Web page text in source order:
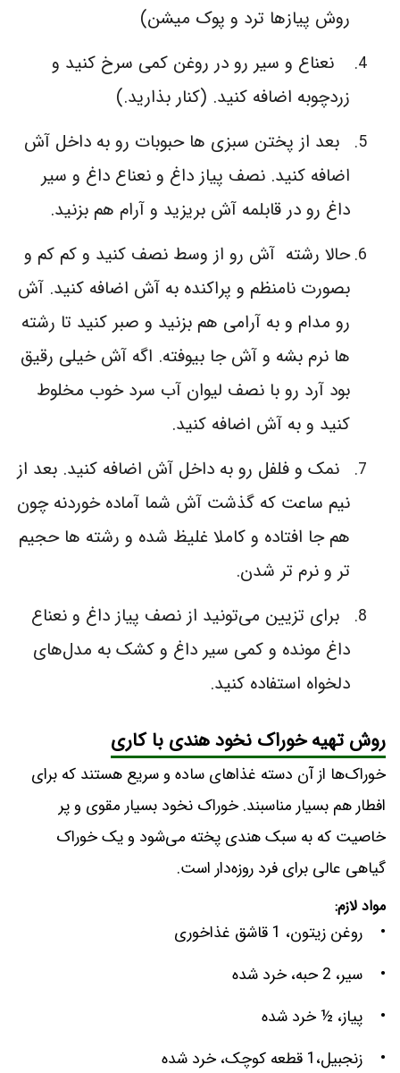
روش پیازها ترد و پوک میشن)
نعناع و سیر رو در روغن کمی سرخ کنید و
زردچوبه اضافه کنید. (کنار بذارید.)
بعد از پختن سبزی ها حبوبات رو به داخل آش
اضافه کنید. نصف پیاز داغ و نعناع داغ و سیر
داغ رو در قابلمه آش بریزید و آرام هم بزنید.
حالا رشته آش رو از وسط نصف کنید و کم کم و
بصورت نامنظم و پراکنده به آش اضافه کنید. آش
رو مدام و به آرامی هم بزنید و صبر کنید تا رشته
ها نرم بشه و آش جا بیوفته. اگه آش خیلی رقیق
بود آرد رو با نصف لیوان آب سرد خوب مخلوط
کنید و به آش اضافه کنید.
نمک و فلفل رو به داخل آش اضافه کنید. بعد از
نیم ساعت که گذشت آش شما آماده خوردنه چون
هم جا افتاده و کاملا غلیظ شده و رشته ها حجیم
تر و نرم تر شدن.
برای تزیین می‌تونید از نصف پیاز داغ و نعناع
داغ مونده و کمی سیر داغ و کشک به مدل‌های
دلخواه استفاده کنید.
روش تهیه خوراک نخود هندی با کاری
خوراک‌ها از آن دسته غذاهای ساده و سریع هستند که برای
افطار هم بسیار مناسبند. خوراک نخود بسیار مقوی و پر
خاصیت که به سبک هندی پخته می‌شود و یک خوراک
گیاهی عالی برای فرد روزه‌دار است.
مواد لازم:
• روغن زیتون، 1 قاشق غذاخوری
• سیر، 2 حبه، خرد شده
• پیاز، ½ خرد شده
• زنجبیل،1 قطعه کوچک، خرد شده